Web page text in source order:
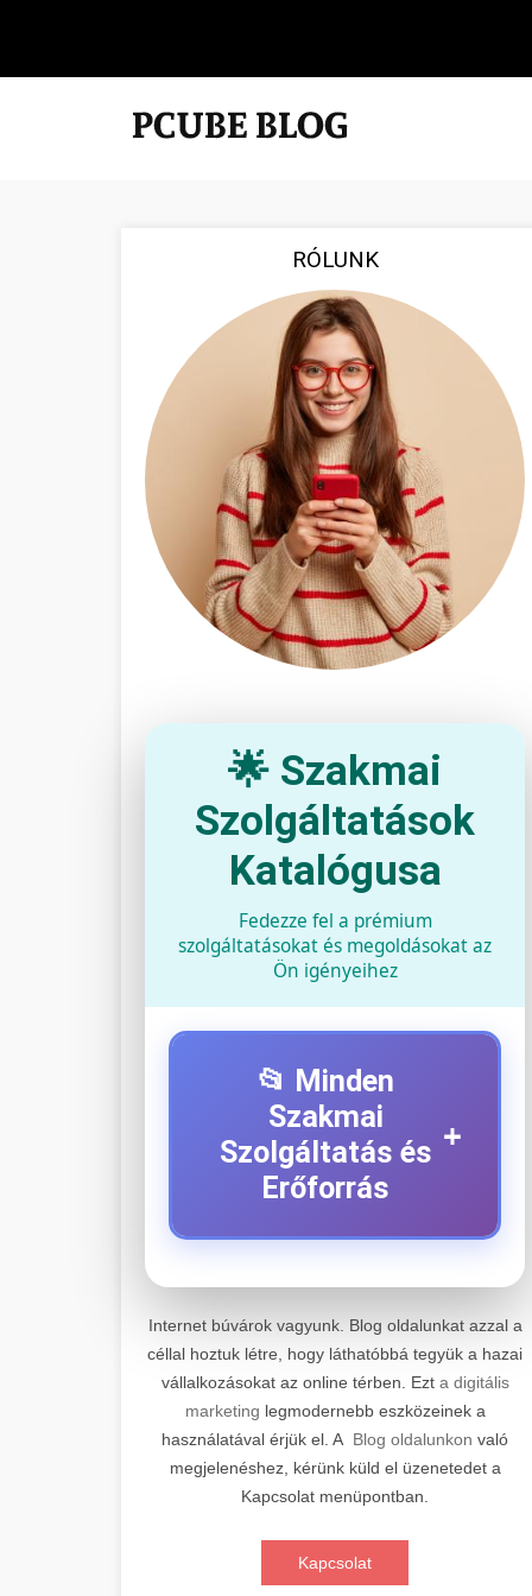
RÓLUNK
🌟 Szakmai
Szolgáltatások
Katalógusa
Fedezze fel a prémium
szolgáltatásokat és megoldásokat az
Ön igényeihez
📂 Minden
Szakmai
Szolgáltatás és
Erőforrás
+
+
Professzionális elektromos roller
javítási és karbantartási szolgáltatások.
Szakértő technikusaink minőségi
szervízt nyújtanak minden jelentős
márkához és modellhez.
Szervizközpont Látogatása
📊 2. Online Marketing
Ügynökség
+
Átfogó online marketing
szolgáltatások, beleértve a SEO-t,
közösségi média kezelést és digitális
hirdetéseket. Növekedés elérése
Elektromos Roller
Internet búvárok vagyunk. Blog oldalunkat azzal a
céllal hoztuk létre, hogy láthatóbbá tegyük a hazai
vállalkozásokat az online térben. Ezt a digitális
marketing legmodernebb eszközeinek a
használatával érjük el. A Blog oldalunkon való
megjelenéshez, kérünk küld el üzenetedet a
Kapcsolat menüpontban.
Kapcsolat